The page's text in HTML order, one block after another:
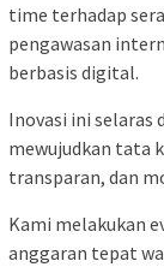
time terhadap
pengawasan
berbasis digital.
Inovasi ini selaras
mewujudkan tata
transparan, dan
Kami melakukan
anggaran tepat